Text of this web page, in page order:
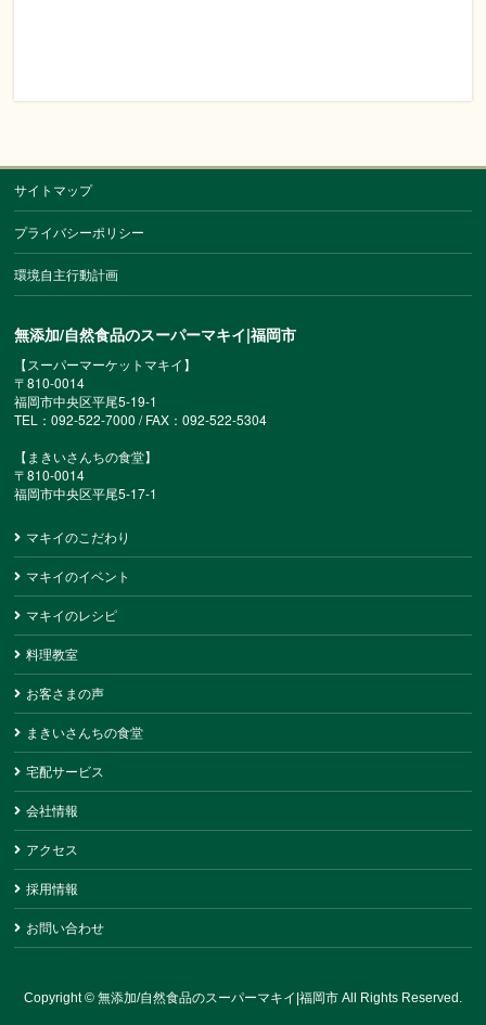
サイトマップ
プライバシーポリシー
環境自主行動計画
無添加/自然食品のスーパーマキイ|福岡市
【スーパーマーケットマキイ】
〒810-0014
福岡市中央区平尾5-19-1
TEL：092-522-7000 / FAX：092-522-5304
【まきいさんちの食堂】
〒810-0014
福岡市中央区平尾5-17-1
マキイのこだわり
マキイのイベント
マキイのレシピ
料理教室
お客さまの声
まきいさんちの食堂
宅配サービス
会社情報
アクセス
採用情報
お問い合わせ
Copyright © 無添加/自然食品のスーパーマキイ|福岡市All Rights Reserved.